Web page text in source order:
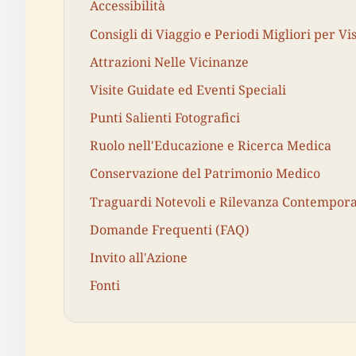
Accessibilità
Consigli di Viaggio e Periodi Migliori per
Attrazioni Nelle Vicinanze
Visite Guidate ed Eventi Speciali
Punti Salienti Fotografici
Ruolo nell'Educazione e Ricerca Medica
Conservazione del Patrimonio Medico
Traguardi Notevoli e Rilevanza
Domande Frequenti (FAQ)
Invito all'Azione
Fonti